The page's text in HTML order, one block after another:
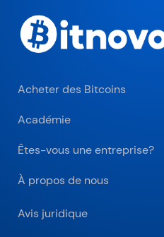
Acheter des Bitcoins
Académie
Êtes-vous une entreprise?
À propos de nous
Avis juridique